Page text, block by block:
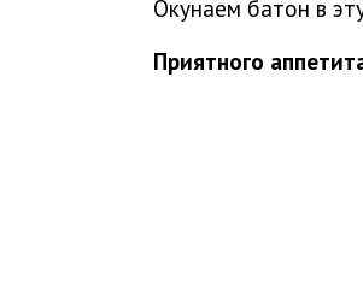
Окунаем батон в
Приятного